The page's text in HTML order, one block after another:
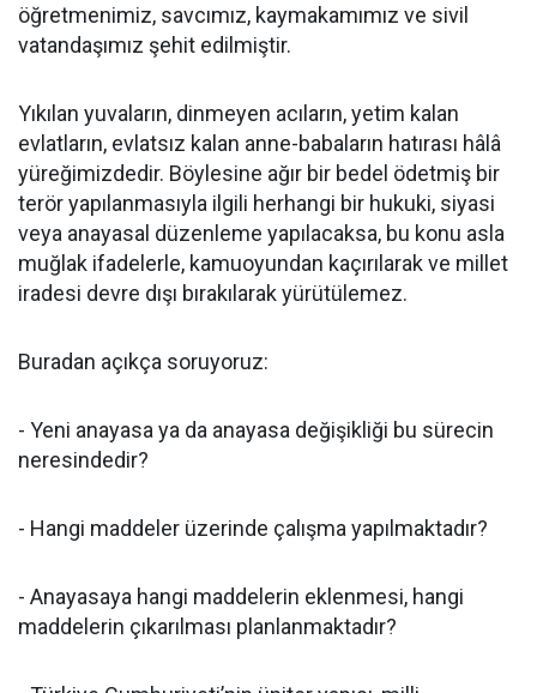
öğretmenimiz, savcımız, kaymakamımız ve sivil
vatandaşımız şehit edilmiştir.
Yıkılan yuvaların, dinmeyen acıların, yetim kalan
evlatların, evlatsız kalan anne-babaların hatırası hâlâ
yüreğimizdedir. Böylesine ağır bir bedel ödetmiş bir
terör yapılanmasıyla ilgili herhangi bir hukuki, siyasi
veya anayasal düzenleme yapılacaksa, bu konu asla
muğlak ifadelerle, kamuoyundan kaçırılarak ve millet
iradesi devre dışı bırakılarak yürütülemez.
Buradan açıkça soruyoruz:
- Yeni anayasa ya da anayasa değişikliği bu sürecin
neresindedir?
- Hangi maddeler üzerinde çalışma yapılmaktadır?
- Anayasaya hangi maddelerin eklenmesi, hangi
maddelerin çıkarılması planlanmaktadır?